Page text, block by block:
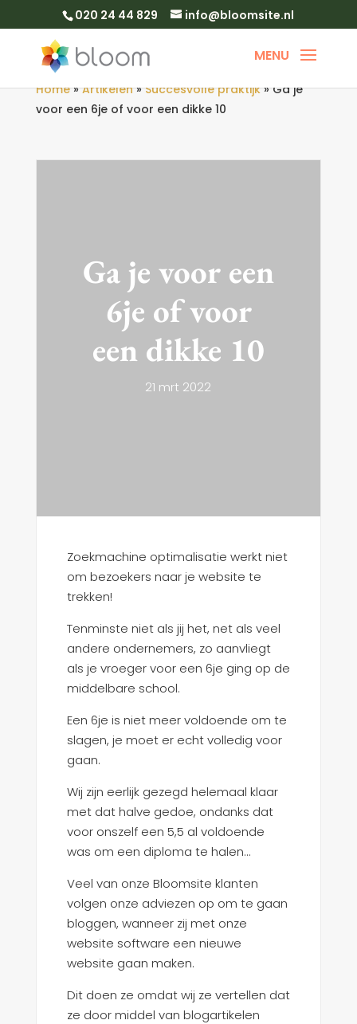
020 24 44 829 info@bloomsite.nl
Home»Artikelen»Succesvolle praktijk»Ga je
voor een 6je of voor een dikke 10
Ga je voor een
6je of voor
een dikke 10
21 mrt 2022
Zoekmachine optimalisatie werkt niet
om bezoekers naar je website te
trekken!
Tenminste niet als jij het, net als veel
andere ondernemers, zo aanvliegt
als je vroeger voor een 6je ging op de
middelbare school.
Een 6je is niet meer voldoende om te
slagen, je moet er echt volledig voor
gaan.
Wij zijn eerlijk gezegd helemaal klaar
met dat halve gedoe, ondanks dat
voor onszelf een 5,5 al voldoende
was om een diploma te halen…
Veel van onze Bloomsite klanten
volgen onze adviezen op om te gaan
bloggen, wanneer zij met onze
website software een nieuwe
website gaan maken.
Dit doen ze omdat wij ze vertellen dat
ze door middel van blogartikelen